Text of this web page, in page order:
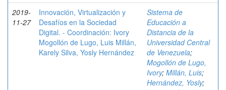
2019-
11-27
Innovación, Virtualización y
Desafíos en la Sociedad
Digital. - Coordinación: Ivory
Mogollón de Lugo, Luis Millán,
Karely Silva, Yosly Hernández
Sistema de
Educación a
Distancia de la
Universidad Central
de Venezuela;
Mogollón de Lugo,
Ivory; Millán, Luis;
Hernández, Yosly;